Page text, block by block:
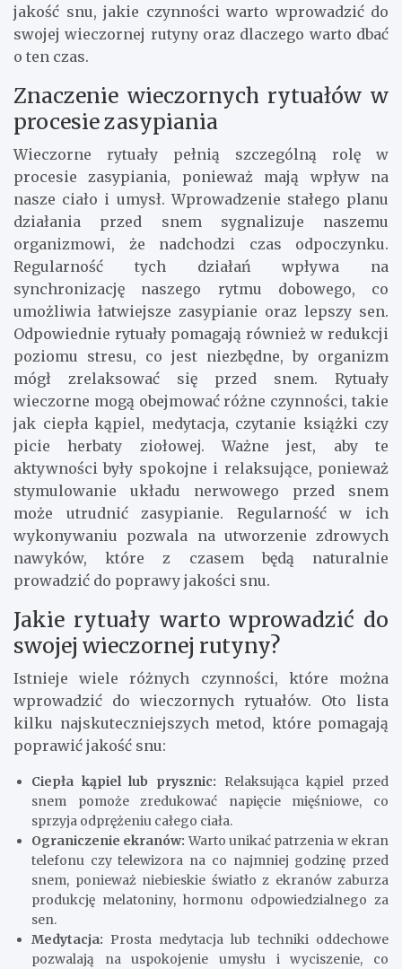
jakość snu, jakie czynności warto wprowadzić do
swojej wieczornej rutyny oraz dlaczego warto dbać
o ten czas.
Znaczenie wieczornych rytuałów w
procesie zasypiania
Wieczorne rytuały pełnią szczególną rolę w
procesie zasypiania, ponieważ mają wpływ na
nasze ciało i umysł. Wprowadzenie stałego planu
działania przed snem sygnalizuje naszemu
organizmowi, że nadchodzi czas odpoczynku.
Regularność tych działań wpływa na
synchronizację naszego rytmu dobowego, co
umożliwia łatwiejsze zasypianie oraz lepszy sen.
Odpowiednie rytuały pomagają również w redukcji
poziomu stresu, co jest niezbędne, by organizm
mógł zrelaksować się przed snem. Rytuały
wieczorne mogą obejmować różne czynności, takie
jak ciepła kąpiel, medytacja, czytanie książki czy
picie herbaty ziołowej. Ważne jest, aby te
aktywności były spokojne i relaksujące, ponieważ
stymulowanie układu nerwowego przed snem
może utrudnić zasypianie. Regularność w ich
wykonywaniu pozwala na utworzenie zdrowych
nawyków, które z czasem będą naturalnie
prowadzić do poprawy jakości snu.
Jakie rytuały warto wprowadzić do
swojej wieczornej rutyny?
Istnieje wiele różnych czynności, które można
wprowadzić do wieczornych rytuałów. Oto lista
kilku najskuteczniejszych metod, które pomagają
poprawić jakość snu:
Ciepła kąpiel lub prysznic: Relaksująca kąpiel przed
snem pomoże zredukować napięcie mięśniowe, co
sprzyja odprężeniu całego ciała.
Ograniczenie ekranów: Warto unikać patrzenia w ekran
telefonu czy telewizora na co najmniej godzinę przed
snem, ponieważ niebieskie światło z ekranów zaburza
produkcję melatoniny, hormonu odpowiedzialnego za
sen.
Medytacja: Prosta medytacja lub techniki oddechowe
pozwalają na uspokojenie umysłu i wyciszenie, co